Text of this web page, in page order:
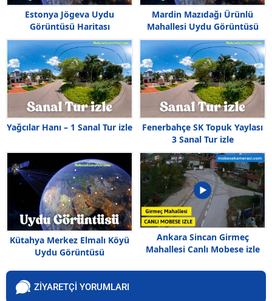
Estonya Jögeva Uydu
Görüntüsü Haritası
Mardin Mazıdağı Ürünlü
Mahallesi Uydu Görüntüsü
Haritası
Yağcılar Hanı – 1 Sanal Tur izle
Fenerbahçe SK Topuk Yaylası
3 Sanal Tur izle
Kütahya Merkez Elmalı Köyü
Uydu Görüntüsü
Ankara Sincan Girmeç
Mahallesi Canlı Mobese izle
ZİYARETÇİ YORUMLARI